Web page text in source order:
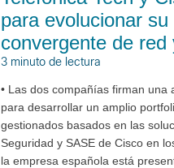
para evolucionar
convergente de red
3 minuto de lectura
• Las dos compañías firman una
para desarrollar un amplio
gestionados basados en las
Seguridad y SASE de Cisco en
la empresa española está